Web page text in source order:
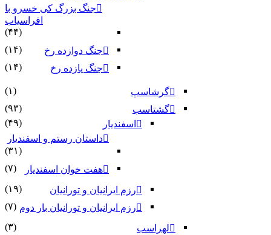
جنگ بزرگ کی خسرو با
افراسیاب
(۴۴)
جنگ دوازده رخ
(۱۴)
جنگ یازده رخ
(۱۴)
گرشاسپ
(۱)
گشتاسب
(۹۳)
اسفندیار
(۴۹)
داستان رستم و اسفندیار
(۳۱)
هفت خوان اسفندیار
(۷)
رزم ایرانیان و تورانیان
(۱۹)
رزم ایرانیان و تورانیان بار دوم (۷)
لهراسب
(۳)